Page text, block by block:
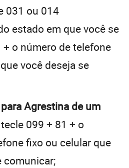
031 ou 014
estado em que você se
o número de telefone
você deseja se
Agrestina de um
tecle 099 + 81 + o
fixo ou celular que
comunicar;